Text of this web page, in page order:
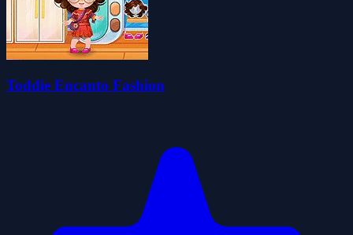
Toddie Encanto Fashion